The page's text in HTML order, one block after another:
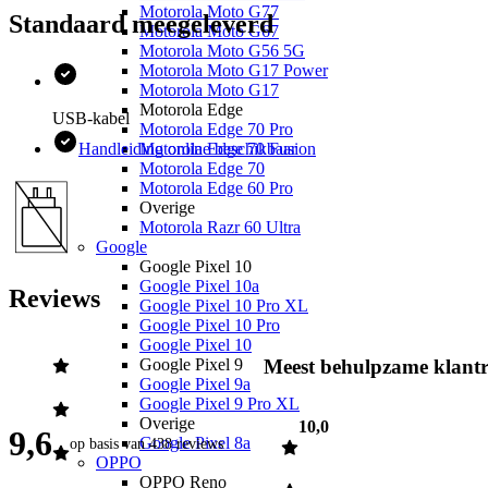
Motorola Moto G77
Motorola Moto G67
Motorola Moto G56 5G
Motorola Moto G17 Power
Motorola Moto G17
Motorola Edge
Motorola Edge 70 Pro
Motorola Edge 70 Fusion
Motorola Edge 70
Motorola Edge 60 Pro
Overige
Motorola Razr 60 Ultra
Google
Google Pixel 10
Google Pixel 10a
Google Pixel 10 Pro XL
Google Pixel 10 Pro
Google Pixel 10
Google Pixel 9
Google Pixel 9a
Google Pixel 9 Pro XL
Overige
Google Pixel 8a
OPPO
OPPO Reno
beeldscherm ook nog eens van rand tot rand.
Ontgrendel met je gezicht
Met één blik krijg je toegang tot de iPhone Xr. Je gezicht is je
wachtwoord. Face ID is de veiligste vorm van gezichtsherkenning
in een smartphone én werkt razendsnel. Zelfs nóg sneller dan we al
gewend zijn van de iPhone X.
Razendsnel in gebruik
Het toestel is voorzien van een A12 Bionic-chip, een slimme en
krachtige chip met een Neural Engin voor indrukwekkende AR-
ervaringen, mooie portretfoto’s en optimale snelheden. De nieuwe
chip zorgt voor 50% snellere grafische prestaties en de helft minder
Waanzinnige fotografie
Met de TrueDepth-camera in de iPhone Xr maak je prachtige foto’s.
Kies bijvoorbeeld voor het vervagen van de achtergrond bij
portretfoto’s voor een professioneel resultaat. Het is zelfs mogelijk
om de scherptediepte in portretten achteraf nog aan te passen.
Standaard meegeleverd
USB-kabel
Handleiding online beschikbaar
Reviews
9,6 op basis van438 reviews
Meest behulpzame
10,0